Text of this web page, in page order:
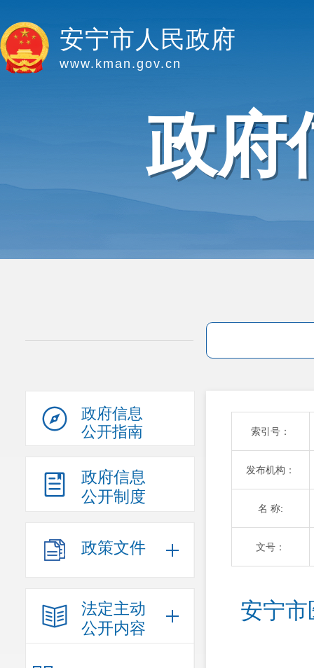
安宁市人民政府
www.kman.gov.cn
政府
政府信息
公开指南
政府信息
公开制度
政策文件
法定主动
公开内容
索引号：
发布机构：
名 称:
文号：
安宁